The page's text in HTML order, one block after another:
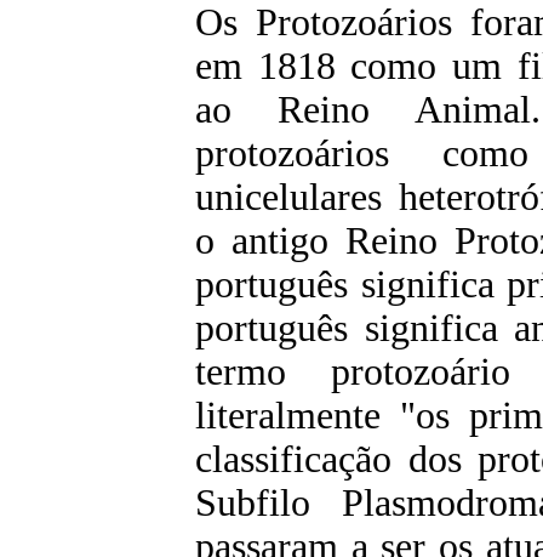
Os Protozoários
em 1818 como um
ao Reino
protozoários
unicelulares
o antigo Reino
português significa
português significa
termo
literalmente "os
classificação dos
Subfilo
passaram a ser os